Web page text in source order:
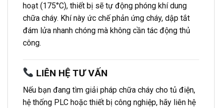
hoạt (175°C), thiết bị sẽ tự động phóng khí dung
chữa cháy. Khí này ức chế phản ứng cháy, dập tắt
đám lửa nhanh chóng mà không cần tác động thủ
công.
LIÊN HỆ TƯ VẤN
Nếu bạn đang tìm giải pháp chữa cháy cho tủ điện,
hệ thống PLC hoặc thiết bị công nghiệp, hãy liên hệ